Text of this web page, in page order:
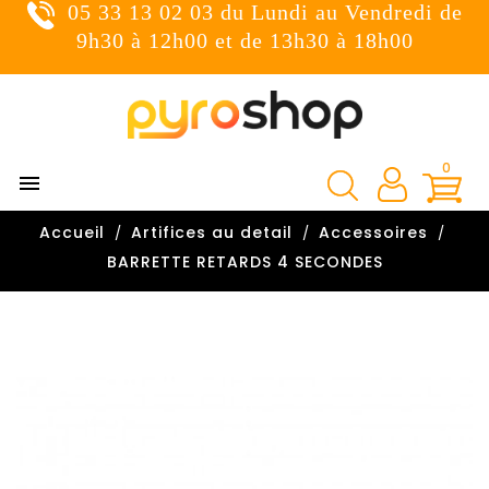
05 33 13 02 03 du Lundi au Vendredi de
9h30 à 12h00 et de 13h30 à 18h00

0

Accueil Artifices au detail
Accessoires
BARRETTE RETARDS 4 SECONDES
Connexion
You need to be logged in to save products in your wish
Annuler Connexion